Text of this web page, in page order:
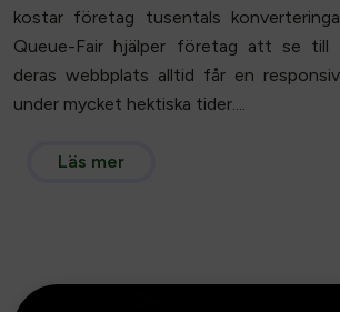
kostar företag tusentals
Queue-Fair hjälper företag att se till
deras webbplats alltid får en
under mycket hektiska tider....
Läs mer